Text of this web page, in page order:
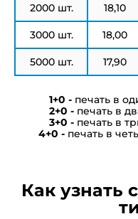
2000 шт. 18,10
3000 шт. 18,00
5000 шт. 17,90
печать в
печать в
печать в
печать в
Как узнать